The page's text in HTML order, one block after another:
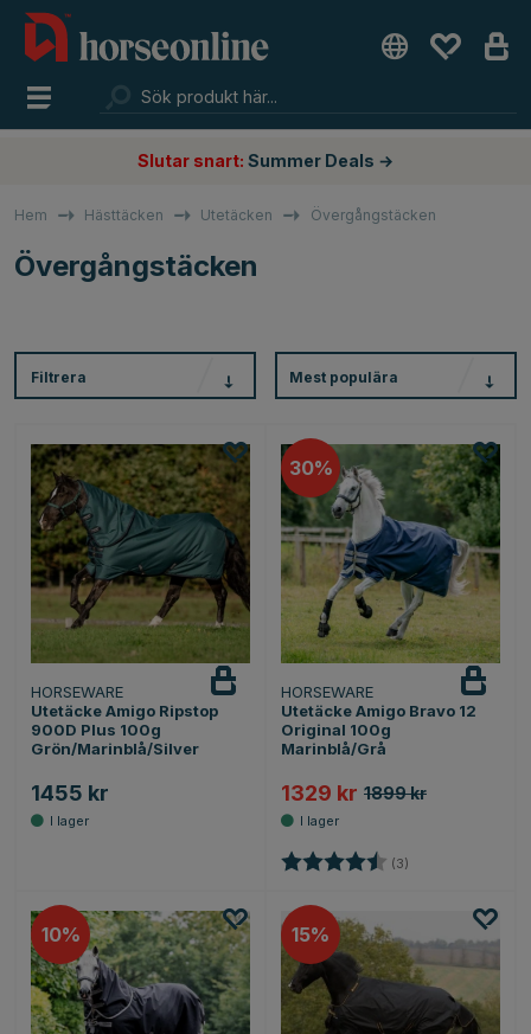
Slutar snart: Summer Deals →
Hem Hästtäcken Utetäcken Övergångstäcken
Övergångstäcken
Filtrera Mest populära
HORSEWARE
Utetäcke Amigo Ripstop
900D Plus 100g
Grön/Marinblå/Silver
1455 kr
30
HORSEWARE
Utetäcke Amigo Bravo 12
Original 100g
Marinblå/Grå
1329 kr 1899 kr
Betyg: (3)
10 15